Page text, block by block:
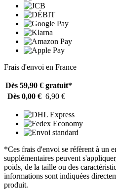
Frais d'envoi en France
Dès 59,90 € gratuit*
Dès 0,00 € 6,90 €
*Ces frais d'envoi se réfèrent à un
supplémentaires peuvent
poids, de la taille ou des
informations sont indiquées
produit.